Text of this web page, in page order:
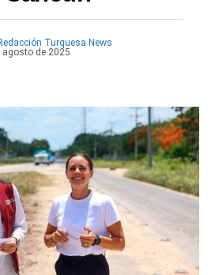
Turquesa News
agosto de 2025